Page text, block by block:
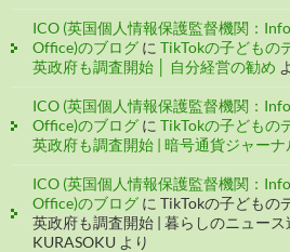
ICO (英国個人情報保護監督機関：
Office)のブログ に TikTokの子どもの
英政府も調査開始 │ 自分経営の勧め
ICO (英国個人情報保護監督機関：
Office)のブログ に TikTokの子どもの
英政府も調査開始 | 暗号通貨ジャーナ
ICO (英国個人情報保護監督機関：
Office)のブログ に TikTokの子どもの
英政府も調査開始 | 暮らしのニュー
KURASOKU より